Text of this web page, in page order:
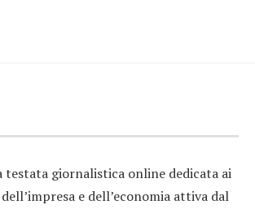
testata giornalistica online dedicata ai
e dell’economia attiva dal